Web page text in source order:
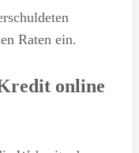
Raten ein.
online